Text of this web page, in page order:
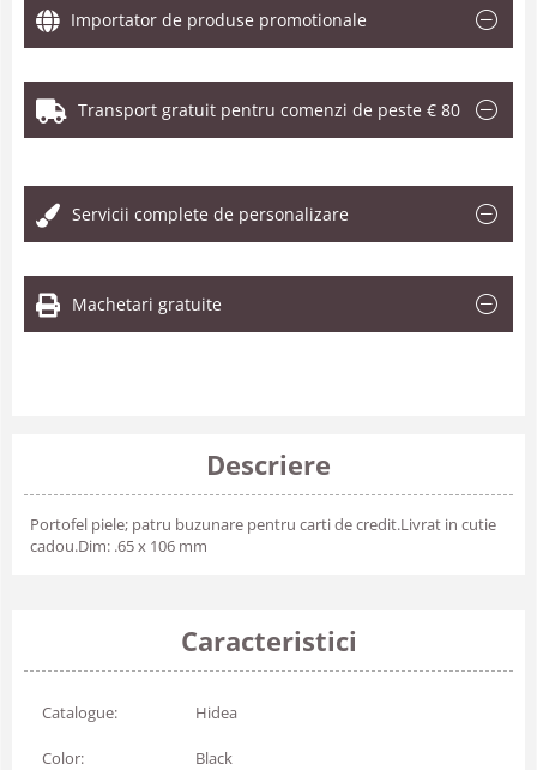
Importator de produse promotionale
Transport gratuit pentru comenzi de peste € 80
Servicii complete de personalizare
Machetari gratuite
Descriere
Portofel piele; patru buzunare pentru carti de credit.Livrat in cutie
cadou.Dim: .65 x 106 mm
Caracteristici
Catalogue: Hidea
Color: Black